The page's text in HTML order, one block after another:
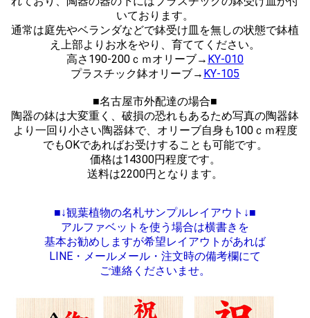
いております。
通常は庭先やベランダなどで鉢受け皿を無しの状態で鉢植
え上部よりお水をやり、育ててください。
高さ190-200ｃｍオリーブ→ KY-010
プラスチック鉢オリーブ→ KY-105
■名古屋市外配達の場合■
陶器の鉢は大変重く、破損の恐れもあるため写真の陶器鉢
より一回り小さい陶器鉢で、オリーブ自身も100ｃｍ程度
でもOKであればお受けすることも可能です。
価格は14300円程度です。
送料は2200円となります。
■↓観葉植物の名札サンプルレイアウト↓■
アルファベットを使う場合は横書きを
基本お勧めしますが希望レイアウトがあれば
LINE・メールメール・注文時の備考欄にて
ご連絡くださいませ。